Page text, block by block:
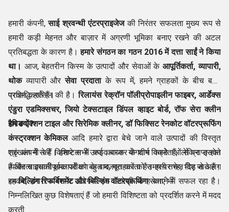
हमारी कंपनी,साई श्रवन्थी एंटरप्राइजेजकी निरंतर सफलता मुख्य रूप से
हमारी कड़ी मेहनत और बाज़ार में अग्रणी भूमिका बनाए रखने की अटल
प्रतिबद्धता के कारण है।हमारे संगठन का गठन 2016 में दत्ता साईं ने किया
था। आज, बेहतरीन किस्म के उत्पादों और सेवाओं के आपूर्तिकर्ता, व्यापारी,
थोकव्यापारी औरसेवा प्रदाताके रूप में, हमने ग्राहकों के बीच बहुत
प्रसिद्धि हासिल की है।रिलायंस रेक्रॉन पॉलीप्रोपाइलीन फाइबर, आर्डेक्स
एंडुरा एडमिक्सचर, जियो टेक्सटाइल डिंपल व्हाइट बोर्ड, रॉफ सेरा क्लीन
रैपिड एक्शन टाइल और सिरेमिक क्लीनर, डॉ फिक्सिट रेनकोट वॉटरप्रूफिंग
कंस्ट्रक्शन केमिकलआदि हमारे द्वारा बेचे जाने वाले उत्पादों की विस्तृत
श्रृंखला में से हैं। हमारे सभी उत्पाद बाजार के शीर्ष विक्रेताओं से प्राप्त होते
हैं और सावधानीपूर्वक परीक्षण के बाद, ग्राहकों को समय पर भेज दिए जाते हैं।
हमबिल्डिंग रिफर्बिशमेंट और बिल्डिंग वॉटरप्रूफिंगसेवाएं भी
प्रदान करते हैं।
हम क्यों?
एक कंपनी की विशिष्टता में कई कारक योगदान करते हैं, लेकिन इसका
व्यक्तित्व इसकी क्षमताओं को बहुत मजबूत करता है। इसी तरह, भीड़ से अलग
रहकर, हमारा व्यवसाय उद्योग में एक अनोखी जगह बनाने में सफल रहा है।
निम्नलिखित कुछ विशेषताएं हैं जो हमारी विशिष्टता को प्रदर्शित करने में मदद
करती